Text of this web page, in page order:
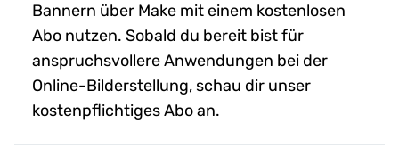
Bannern über Make mit einem kostenlosen
Abo nutzen. Sobald du bereit bist für
anspruchsvollere Anwendungen bei der
Online-Bilderstellung, schau dir unser
kostenpflichtiges Abo an.